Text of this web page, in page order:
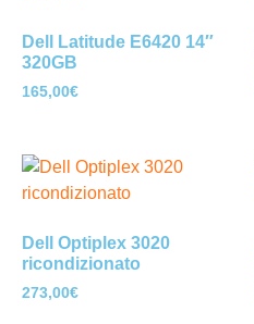
Dell Latitude E6420 14″
320GB
165,00€
Dell Optiplex 3020
ricondizionato
273,00€